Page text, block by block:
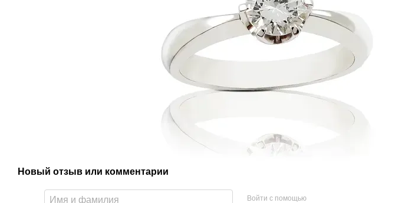
Новый отзыв или комментарий
Войти с помощью